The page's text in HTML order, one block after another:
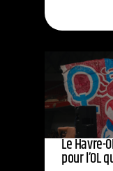
Le Havre-
pour l’OL